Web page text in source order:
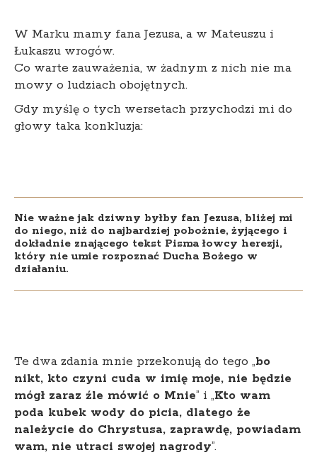
W Marku mamy fana Jezusa, a w Mateuszu i
Łukaszu wrogów.
Co warte zauważenia, w żadnym z nich nie ma
mowy o ludziach obojętnych.
Gdy myślę o tych wersetach przychodzi mi do
głowy taka konkluzja:
Nie ważne jak dziwny byłby fan Jezusa, bliżej mi
do niego, niż do najbardziej pobożnie, żyjącego i
dokładnie znającego tekst Pisma łowcy herezji,
który nie umie rozpoznać Ducha Bożego w
działaniu.
Te dwa zdania mnie przekonują do tego „bo
nikt, kto czyni cuda w imię moje, nie będzie
mógł zaraz źle mówić o Mnie” i „Kto wam
poda kubek wody do picia, dlatego że
należycie do Chrystusa, zaprawdę, powiadam
wam, nie utraci swojej nagrody”.